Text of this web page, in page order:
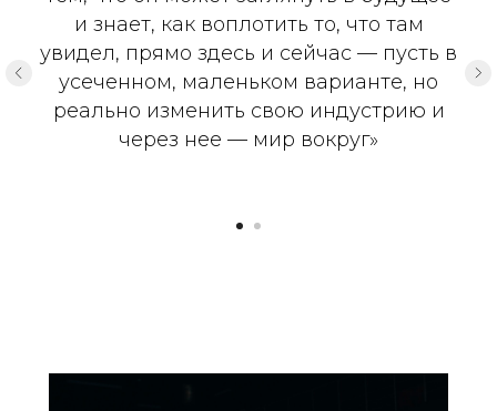
и знает, как воплотить то, что там
увидел, прямо здесь и сейчас –– пусть в
усеченном, маленьком варианте, но
реально изменить свою индустрию и
через нее –– мир вокруг»
Карта сайта